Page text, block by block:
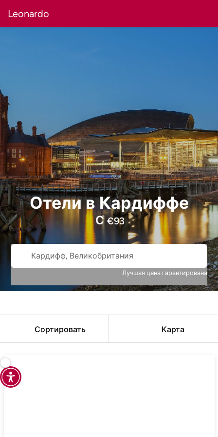
Leonardo
Отели в Кардиффе
С €93
Кардифф, Великобритания
Лучшая цена гарантирована
Сортировать Карта